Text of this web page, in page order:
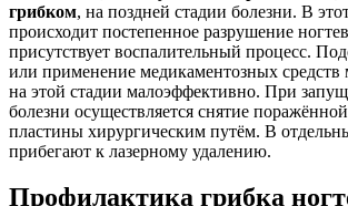
грибком, на поздней стадии болезни. В
происходит постепенное разрушение
присутствует воспалительный процесс.
или применение медикаментозных средств
на этой стадии малоэффективно. При
болезни осуществляется снятие
пластины хирургическим путём. В
прибегают к лазерному удалению.
Профилактика грибка